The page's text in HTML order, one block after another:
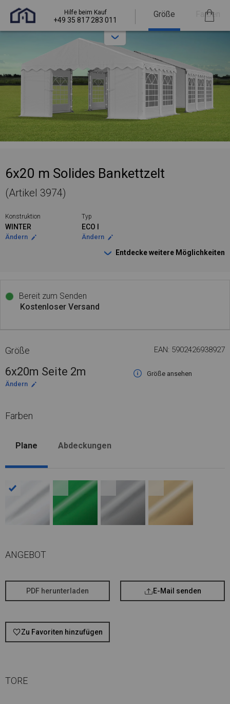
Hilfe beim Kauf
+49 35 817 283 011
Größe Farben
6x20 m Solides Bankettzelt
(Artikel 3974)
Konstruktion
WINTER
Ändern
Typ
ECO I
Ändern
Entdecke weitere Möglichkeiten
Bereit zum Senden
Kostenloser Versand
Größe EAN: 5902426938927
6x20m Seite 2m
Größe ansehen
Ändern
Farben
Plane Abdeckungen
ANGEBOT
PDF herunterladen E-Mail senden
Zu Favoriten hinzufügen
TORE